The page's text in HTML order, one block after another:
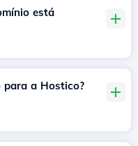
está
para a Hostico?